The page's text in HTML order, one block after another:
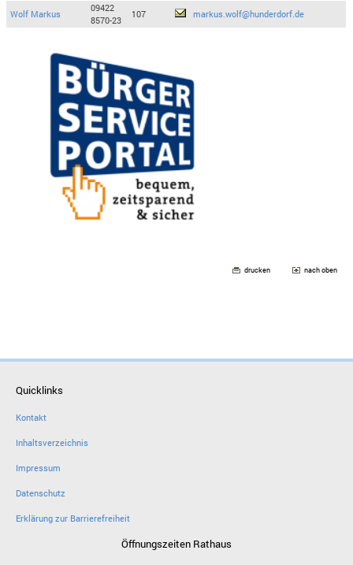
Wolf Markus
09422
8570-23
107 markus.wolf@hunderdorf.de
drucken nach oben
Quicklinks
Kontakt
Inhaltsverzeichnis
Impressum
Datenschutz
Erklärung zur Barrierefreiheit
Öffnungszeiten Rathaus